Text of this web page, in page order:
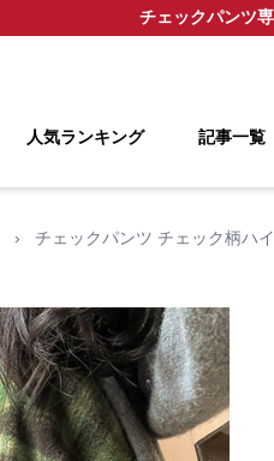
チェックパンツ
人気ランキング 記事一覧
› チェックパンツ チェック柄ハ